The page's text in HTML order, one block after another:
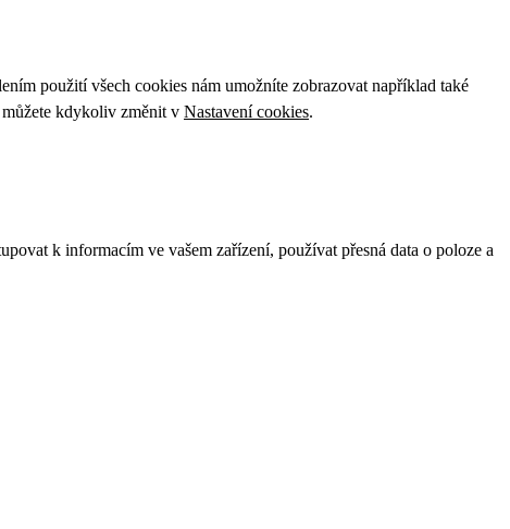
použití všech cookies nám umožníte zobrazovat například také
kdykoliv změnit v Nastavení cookies.
k informacím ve vašem zařízení, používat přesná data o poloze a